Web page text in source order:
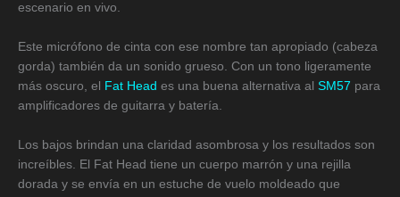
escenario en vivo.
Este micrófono de cinta con ese nombre tan apropiado (cabeza
gorda) también da un sonido grueso. Con un tono ligeramente
más oscuro, el
Fat Head es una buena alternativa al SM57 para
amplificadores de guitarra y batería.
Los bajos brindan una claridad asombrosa y los resultados son
increíbles. El Fat Head tiene un cuerpo marrón y una rejilla
dorada y se envía en un estuche de vuelo moldeado que